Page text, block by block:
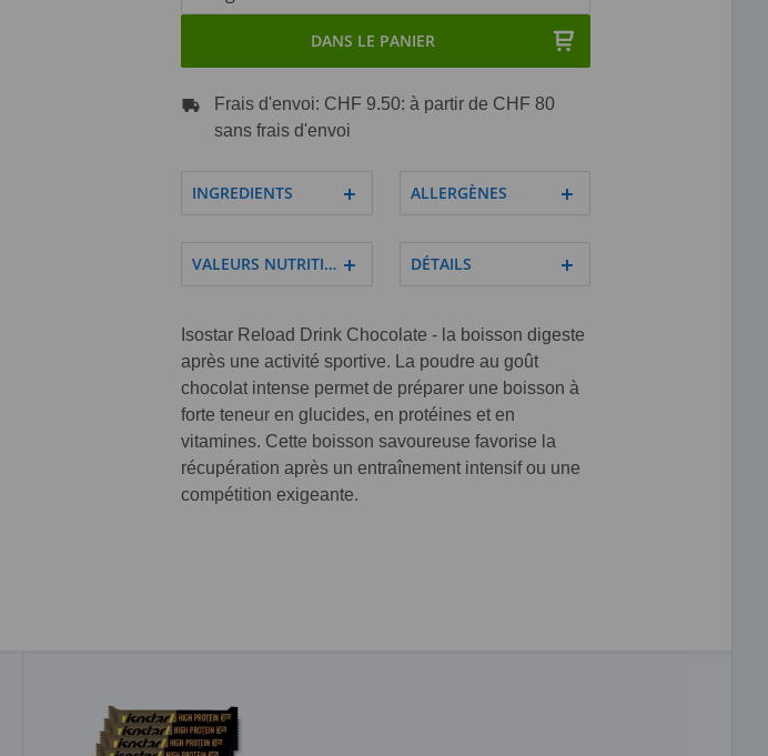
DANS LE PANIER
Frais d'envoi: CHF 9.50: à partir de CHF 80
sans frais d'envoi
INGREDIENTS ALLERGÈNES
VALEURS NUTRITIVES DÉTAILS
Isostar Reload Drink Chocolate - la boisson digeste
après une activité sportive. La poudre au goût
chocolat intense permet de préparer une boisson à
forte teneur en glucides, en protéines et en
vitamines. Cette boisson savoureuse favorise la
récupération après un entraînement intensif ou une
compétition exigeante.